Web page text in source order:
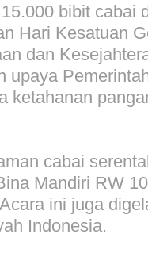
bibit cabai
Hari Kesatuan
dan
upaya
ketahanan
cabai
Mandiri RW
ini juga
Indonesia.